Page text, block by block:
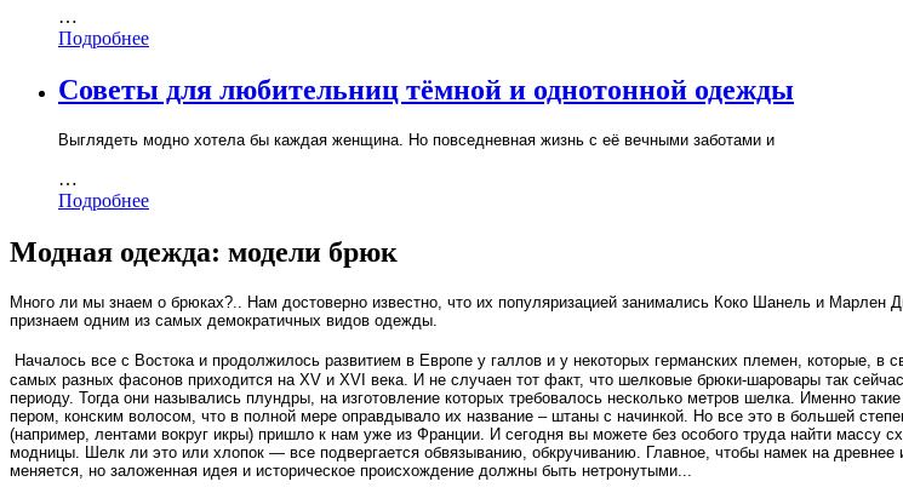
…
Подробнее
Советы для любительниц тёмной и однотонной одежды
Выглядеть модно хотела бы каждая женщина. Но повседневная жизнь с её вечными заботами и
…
Подробнее
Модная одежда: модели брюк
Много ли мы знаем о брюках?.. Нам достоверно известно, что их популяризацией занимались Коко Шанель и Марлен
признаем одним из самых демократичных видов одежды.
Началось все с Востока и продолжилось развитием в Европе у галлов и у некоторых германских племен, которые,
самых разных фасонов приходится на XV и XVI века. И не случаен тот факт, что шелковые брюки-шаровары так
периоду. Тогда они назывались плундры, на изготовление которых требовалось несколько метров шелка. Именно
пером, конским волосом, что в полной мере оправдывало их название – штаны с начинкой. Но все это в большей
(например, лентами вокруг икры) пришло к нам уже из Франции. И сегодня вы можете без особого труда найти
модницы. Шелк ли это или хлопок — все подвергается обвязыванию, обкручиванию. Главное, чтобы намек на
меняется, но заложенная идея и историческое происхождение должны быть нетронутыми...